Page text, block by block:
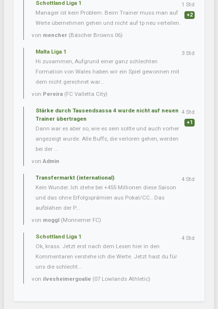
Schottland Liga 1
Manager ist kein Problem. Beim Trainer muss man auf
Werte übernehmen gehen und nicht auf tp neu verteilen.
von mencher (Bäscher Browns 06)
1 Std
+2
Malta Liga 1
Hi zusammen, Aufgrund einer ganz schlechten
Formation von Wales haben wir ein Spiel gewonnen mit
dem nicht gerechnet war...
von Pereira (FC Valletta City)
3 Std
Stärke durch Tausendsassa 4 wurde nicht auf neuen
Trainer übertragen
Dann war es aber so, wie es sein sollte und auch vorher
angezeigt wurde. Alle Buffs, die verloren gehen, werden
bei der ...
vonAdmin
4 Std
+1
Transfermarkt (international)
Kein Wunder..Ich stehe bei +455 Millionen diese Saison
und das ohne Erfolgsprämien aus Pokal/CC.. Das
aufblähen der P...
von moggl (Monnemer FC)
4 Std
Schottland Liga 1
Ok, krass. Jetzt erst nach dem Lesen hier in den
Kommentaren verstehe ich die Werte. Jetzt hast du für
uns die schlecht...
von ilvesheimergoalie (07 Lowlands Athletic)
4 Std